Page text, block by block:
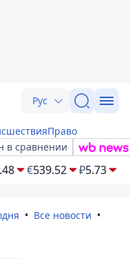
Рус
Право
в сравнении
€539.52 ₽5.73
Все новости